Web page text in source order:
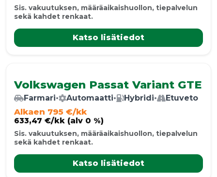
Sis. vakuutuksen, määräaikaishuollon, tiepalvelun
sekä kahdet renkaat.
Katso lisätiedot
Volkswagen Passat Variant GTE
Farmari• Automaatti• Hybridi• Etuveto
Alkaen 795 €/kk
633,47 €/kk (alv 0 %)
Sis. vakuutuksen, määräaikaishuollon, tiepalvelun
sekä kahdet renkaat.
Katso lisätiedot